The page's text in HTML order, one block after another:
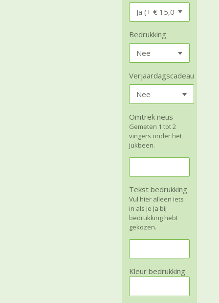
Bedrukking
Verjaardagscadeau
Omtrek neus
Gemeten 1 tot 2
vingers onder het
jukbeen.
Tekst bedrukking
Vul hier alleen iets
in als je Ja bij
bedrukking hebt
gekozen.
Kleur bedrukking